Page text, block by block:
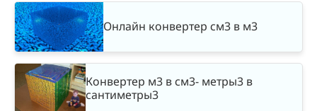
Онлайн конвертер см3 в м3
Конвертер м3 в см3- метры3 в
сантиметры3